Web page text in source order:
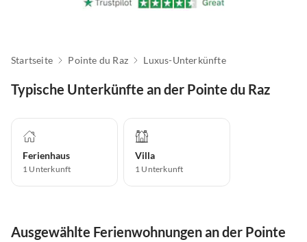
Startseite Pointe du Raz Luxus-Unterkünfte
Typische Unterkünfte an der Pointe du Raz
Ferienhaus
1 Unterkunft
Villa
1 Unterkunft
Ausgewählte Ferienwohnungen an der Pointe